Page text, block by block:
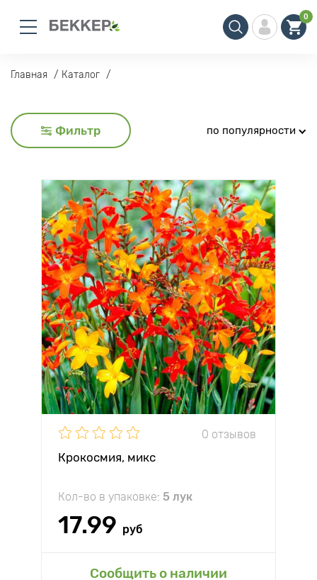
0
Главная Каталог
Фильтр по популярности
0 отзывов
Крокосмия, микс
Кол-во в упаковке: 5 лук
17.99 руб
Сообщить о наличии